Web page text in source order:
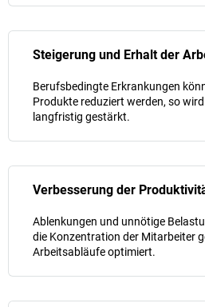
Steigerung und Erhalt der
Berufsbedingte Erkrankungen
Produkte reduziert werden, so
langfristig gestärkt.
Verbesserung der
Ablenkungen und unnötige
die Konzentration der Mitarbeiter
Arbeitsabläufe optimiert.